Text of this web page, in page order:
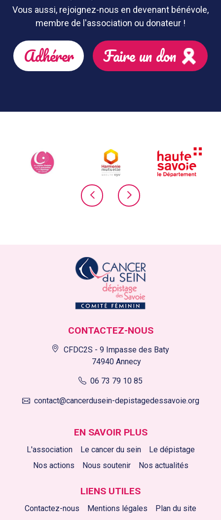
Vous aussi, rejoignez-nous en devenant bénévole,
membre de l'association ou donateur !
Adhérer Faire un don
CONTACTEZ-NOUS
CFDC2S - 9 Impasse des Baty
74940 Annecy
06 73 79 10 85
contact@cancerdusein-depistagedessavoie.org
EN SAVOIR PLUS
L'association Le cancer du sein
Le dépistage
Nos actions
Nous soutenir Nos actualités
LIENS UTILES
Contactez-nous Mentions légales Plan du site